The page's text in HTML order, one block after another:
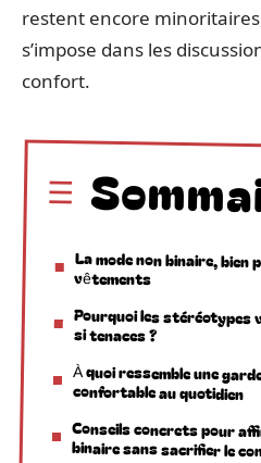
restent encore
s’impose dans les
confort.
La mode non binaire, bien
vêtements
Pourquoi les
si tenaces ?
À quoi ressemble une
confortable au quotidien
Conseils concrets pour
binaire sans sacrifier le